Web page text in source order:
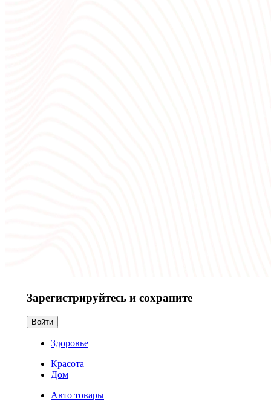
Зарегистрируйтесь и сохраните
Войти
Здоровье
Красота
Дом
Авто товары